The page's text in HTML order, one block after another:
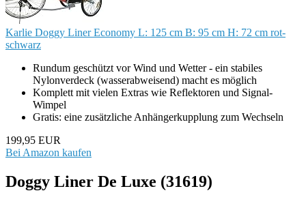
Karlie Doggy Liner Economy L: 125 cm B: 95 cm H: 72 cm rot-
schwarz
Rundum geschützt vor Wind und Wetter - ein stabiles
Nylonverdeck (wasserabweisend) macht es möglich
Komplett mit vielen Extras wie Reflektoren und Signal-
Wimpel
Gratis: eine zusätzliche Anhängerkupplung zum Wechseln
199,95 EUR
Bei Amazon kaufen
Doggy Liner De Luxe (31619)